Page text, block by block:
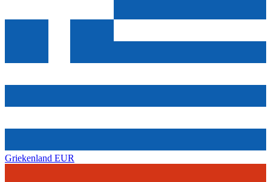
Griekenland EUR